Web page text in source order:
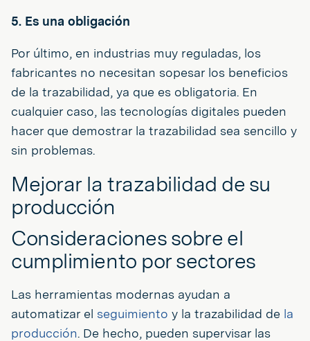
5. Es una obligación
Por último, en industrias muy reguladas, los
fabricantes no necesitan sopesar los beneficios
de la trazabilidad, ya que es obligatoria. En
cualquier caso, las tecnologías digitales pueden
hacer que demostrar la trazabilidad sea sencillo y
sin problemas.
Mejorar la trazabilidad de su
producción
Consideraciones sobre el
cumplimiento por sectores
Las herramientas modernas ayudan a
automatizar el seguimiento y la trazabilidad de la
producción. De hecho, pueden supervisar las